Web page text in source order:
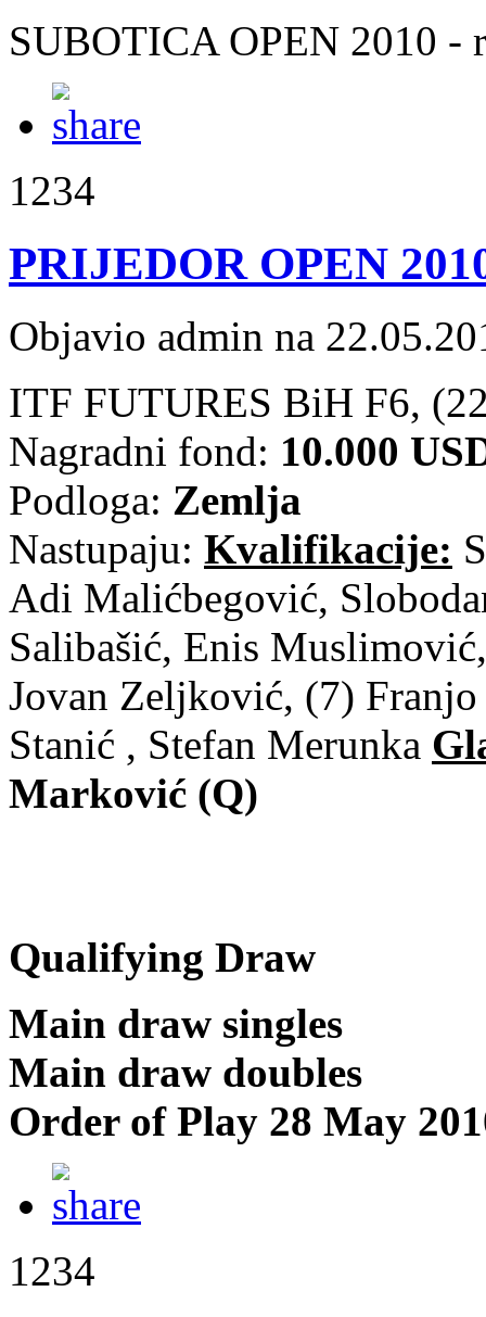
SUBOTICA OPEN 2010 -
1234
PRIJEDOR OPEN
Objavio admin na
ITF FUTURES BiH F6,
Nagradni fond: 10.000
Podloga: Zemlja
Nastupaju: Kvalifikacije:
Adi Malićbegović,
Salibašić, Enis
Jovan Zeljković, (7)
Stanić , Stefan Merunka
Marković (Q)
Qualifying Draw
Main draw singles
Main draw doubles
Order of Play 28 May
1234